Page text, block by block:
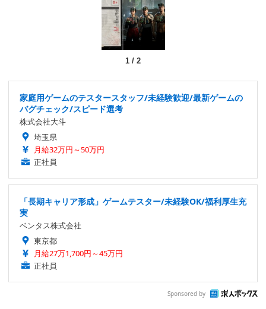
1/ 2
家庭用ゲームのテスタースタッフ/未経験歓迎/最新ゲームの
バグチェック/スピード選考
株式会社大斗
埼玉県
月給32万円～50万円
正社員
「長期キャリア形成」ゲームテスター/未経験OK/福利厚生充
実
ベンタス株式会社
東京都
月給27万1,700円～45万円
正社員
Sponsored by